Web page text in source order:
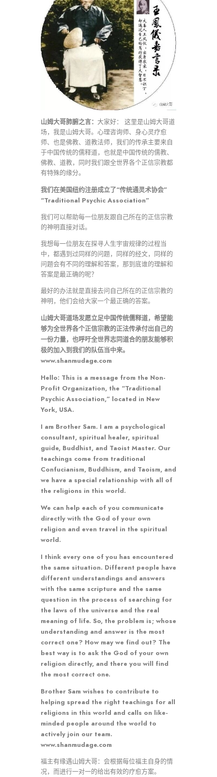
山姆大哥肺腑之言： 大家好： 这里是山姆大哥道
场，我是山姆大哥。心理咨询师、身心灵疗愈
师、也是佛教、道教法师，我们的传承主要来自
于中国传统的儒释道，也就是中国传统的儒教、
佛教、道教，同时我们跟全世界各个正信宗教都
有特殊的缘分。
我们在美国纽约注册成立了“传统通灵术协会”
“Traditional Psychic Association”
我们可以帮助每一位朋友跟自己所在的正信宗教
的神明直接对话。
我想每一位朋友在探寻人生宇宙规律的过程当
中，都遇到过同样的问题，同样的经文，同样的
问题会有不同的理解和答案，那到底谁的理解和
答案是最正确的呢？
最好的办法就是直接去问自己所在的正信宗教的
神明，他们会给大家一个最正确的答案。
山姆大哥道场发愿立足中国传统儒释道，希望能
够为全世界各个正信宗教的正法传承付出自己的
一份力量，也呼吁全世界志同道合的朋友能够积
极的加入到我们的队伍当中来。
www.shanmudage.com
Hello: This is a message from the Non-
Profit Organization, the “Traditional
Psychic Association,” located in New
York, USA.
I am Brother Sam. I am a psychological
consultant, spiritual healer, spiritual
guide, Buddhist, and Taoist Master. Our
teachings come from traditional
Confucianism, Buddhism, and Taoism, and
we have a special relationship with all of
the religions in this world.
We can help each of you communicate
directly with the God of your own
religion and even travel in the spiritual
world.
I think every one of you has encountered
the same situation. Different people have
different understandings and answers
with the same scripture and the same
question in the process of searching for
the laws of the universe and the real
meaning of life. So, the problem is; whose
understanding and answer is the most
correct one? How may we find out? The
best way is to ask the God of your own
religion directly, and there you will find
the most correct one.
Brother Sam wishes to contribute to
helping spread the right teachings for all
religions in this world and calls on like-
minded people around the world to
actively join our team.
www.shanmudage.com
福主有缘遇山姆大哥：会根据每位福主自身的情
况，而进行一对一的给出有效的疗愈方案。